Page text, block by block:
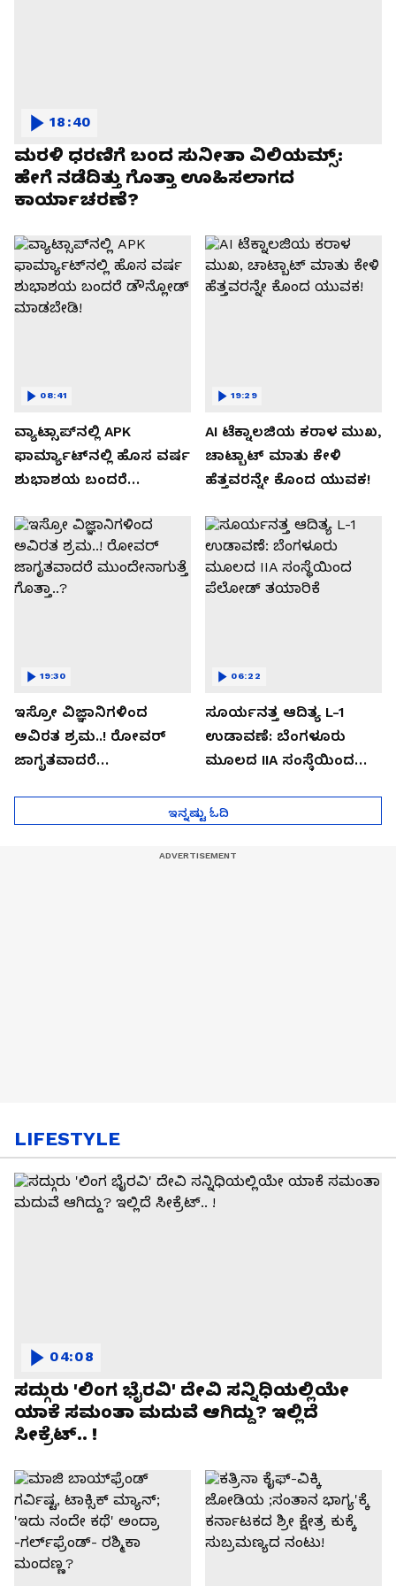
ಮರಳಿ ಧರಣಿಗೆ ಬಂದ ಸುನೀತಾ ವಿಲಿಯಮ್ಸ್:
ಹೇಗೆ ನಡೆದಿತ್ತು ಗೊತ್ತಾ ಊಹಿಸಲಾಗದ
ಕಾರ್ಯಾಚರಣೆ?
18:40
ವ್ಯಾಟ್ಸಾಪ್‌ನಲ್ಲಿ APK
ಫಾರ್ಮ್ಯಾಟ್‌ನಲ್ಲಿ ಹೊಸ ವರ್ಷ
ಶುಭಾಶಯ ಬಂದರೆ
08:41
AI ಟೆಕ್ನಾಲಜಿಯ ಕರಾಳ ಮುಖ,
ಚಾಟ್ಬಾಟ್ ಮಾತು ಕೇಳಿ
ಹೆತ್ತವರನ್ನೇ ಕೊಂದ ಯುವಕ!
19:29
ಇಸ್ರೋ ವಿಜ್ಞಾನಿಗಳಿಂದ
ಅವಿರತ ಶ್ರಮ..! ರೋವರ್
ಜಾಗೃತವಾದರೆ
19:30
ಸೂರ್ಯನತ್ತ ಆದಿತ್ಯ L-1
ಉಡಾವಣೆ: ಬೆಂಗಳೂರು
ಮೂಲದ IIA ಸಂಸ್ಥೆಯಿಂದ
06:22
ಇನ್ನಷ್ಟು ಓದಿ
LIFESTYLE
ಸದ್ಗುರು 'ಲಿಂಗ ಭೈರವಿ' ದೇವಿ ಸನ್ನಿಧಿಯಲ್ಲಿಯೇ
ಯಾಕೆ ಸಮಂತಾ ಮದುವೆ ಆಗಿದ್ದು? ಇಲ್ಲಿದೆ
ಸೀಕ್ರೆಟ್.. !
04:08